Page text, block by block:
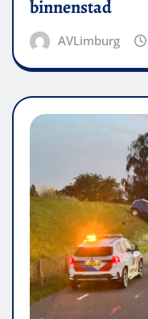
binnenstad
AVLimburg